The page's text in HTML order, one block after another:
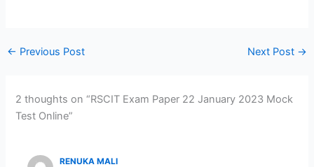
← Previous Post Next Post →
2 thoughts on “RSCIT Exam Paper 22 January 2023 Mock
Test Online”
RENUKA MALI